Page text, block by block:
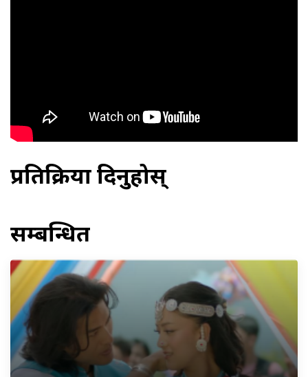
प्रतिक्रिया दिनुहोस्
सम्बन्धित